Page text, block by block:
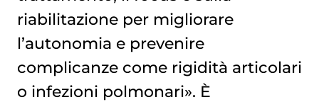
riabilitazione per migliorare
l’autonomia e prevenire
complicanze come rigidità articolari
o infezioni polmonari». È